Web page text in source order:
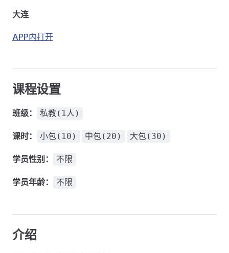
大连
APP内打开
课程设置
班级： 私教(1人)
课时： 小包(10) 中包(20) 大包(30)
学员性别： 不限
学员年龄： 不限
介绍